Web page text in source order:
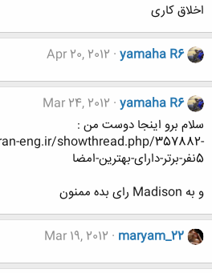
اخلاق کاری
yamaha R6
Apr 20, 2012
yamaha R6
Mar 24, 2012
سلام برو اینجا دوست من :
eng.ir/showthread.php/357882-
5نفر-برتر-دارای-بهترین-امضا
و به Madison رای بده ممنون
maryam_22
Mar 19, 2012